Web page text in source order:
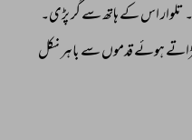
تلوار اس کے ہاتھ سے گر پڑی۔
ہوئے قدموں سے باہر نکل